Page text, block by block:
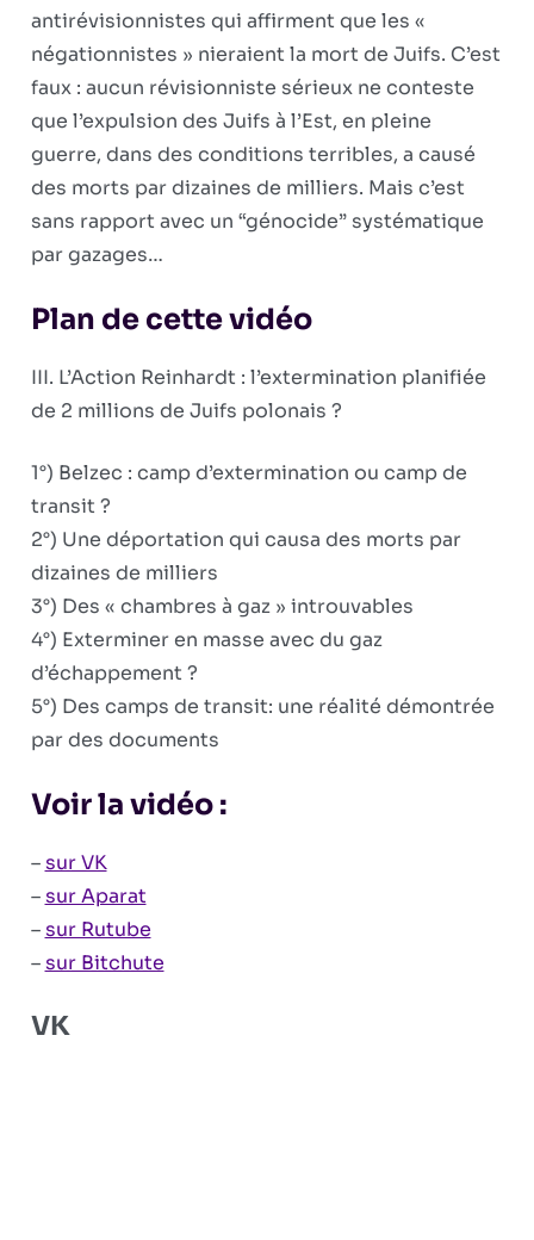
antirévisionnistes qui affirment que les «
négationnistes » nieraient la mort de Juifs. C’est
faux : aucun révisionniste sérieux ne conteste
que l’expulsion des Juifs à l’Est, en pleine
guerre, dans des conditions terribles, a causé
des morts par dizaines de milliers. Mais c’est
sans rapport avec un “génocide” systématique
par gazages…
Plan de cette vidéo
III. L’Action Reinhardt : l’extermination planifiée
de 2 millions de Juifs polonais ?
1°) Belzec : camp d’extermination ou camp de
transit ?
2°) Une déportation qui causa des morts par
dizaines de milliers
3°) Des « chambres à gaz » introuvables
4°) Exterminer en masse avec du gaz
d’échappement ?
5°) Des camps de transit: une réalité démontrée
par des documents
Voir la vidéo :
–sur VK
–sur Aparat
–sur Rutube
–sur Bitchute
VK